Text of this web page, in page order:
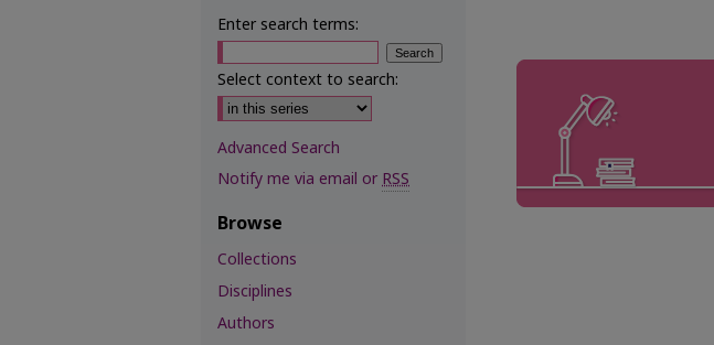
Enter search terms:
Select context to search:
Advanced Search
Notify me via email orRSS
Browse
Collections
Disciplines
Authors